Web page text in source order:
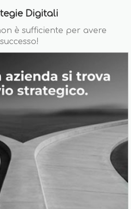
Digitali
è sufficiente per avere
successo!